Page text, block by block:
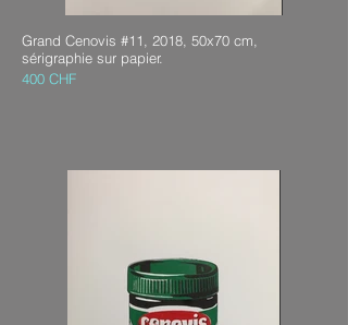
Grand Cenovis #11, 2018, 50x70 cm,
sérigraphie sur papier.
400 CHF